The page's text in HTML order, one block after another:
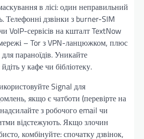
в лісі: один неправильний
Телефонні дзвінки з burner-SIM
VoIP-сервісів на кшталт TextNow
– Tor з VPN-ланцюжком, плюс
параноїдів. Уникайте
у кафе чи бібліотеку.
Signal для
якщо є чатботи (перевірте на
з робочого email чи
відстежують. Якщо злочин
комбінуйте: спочатку дзвінок,